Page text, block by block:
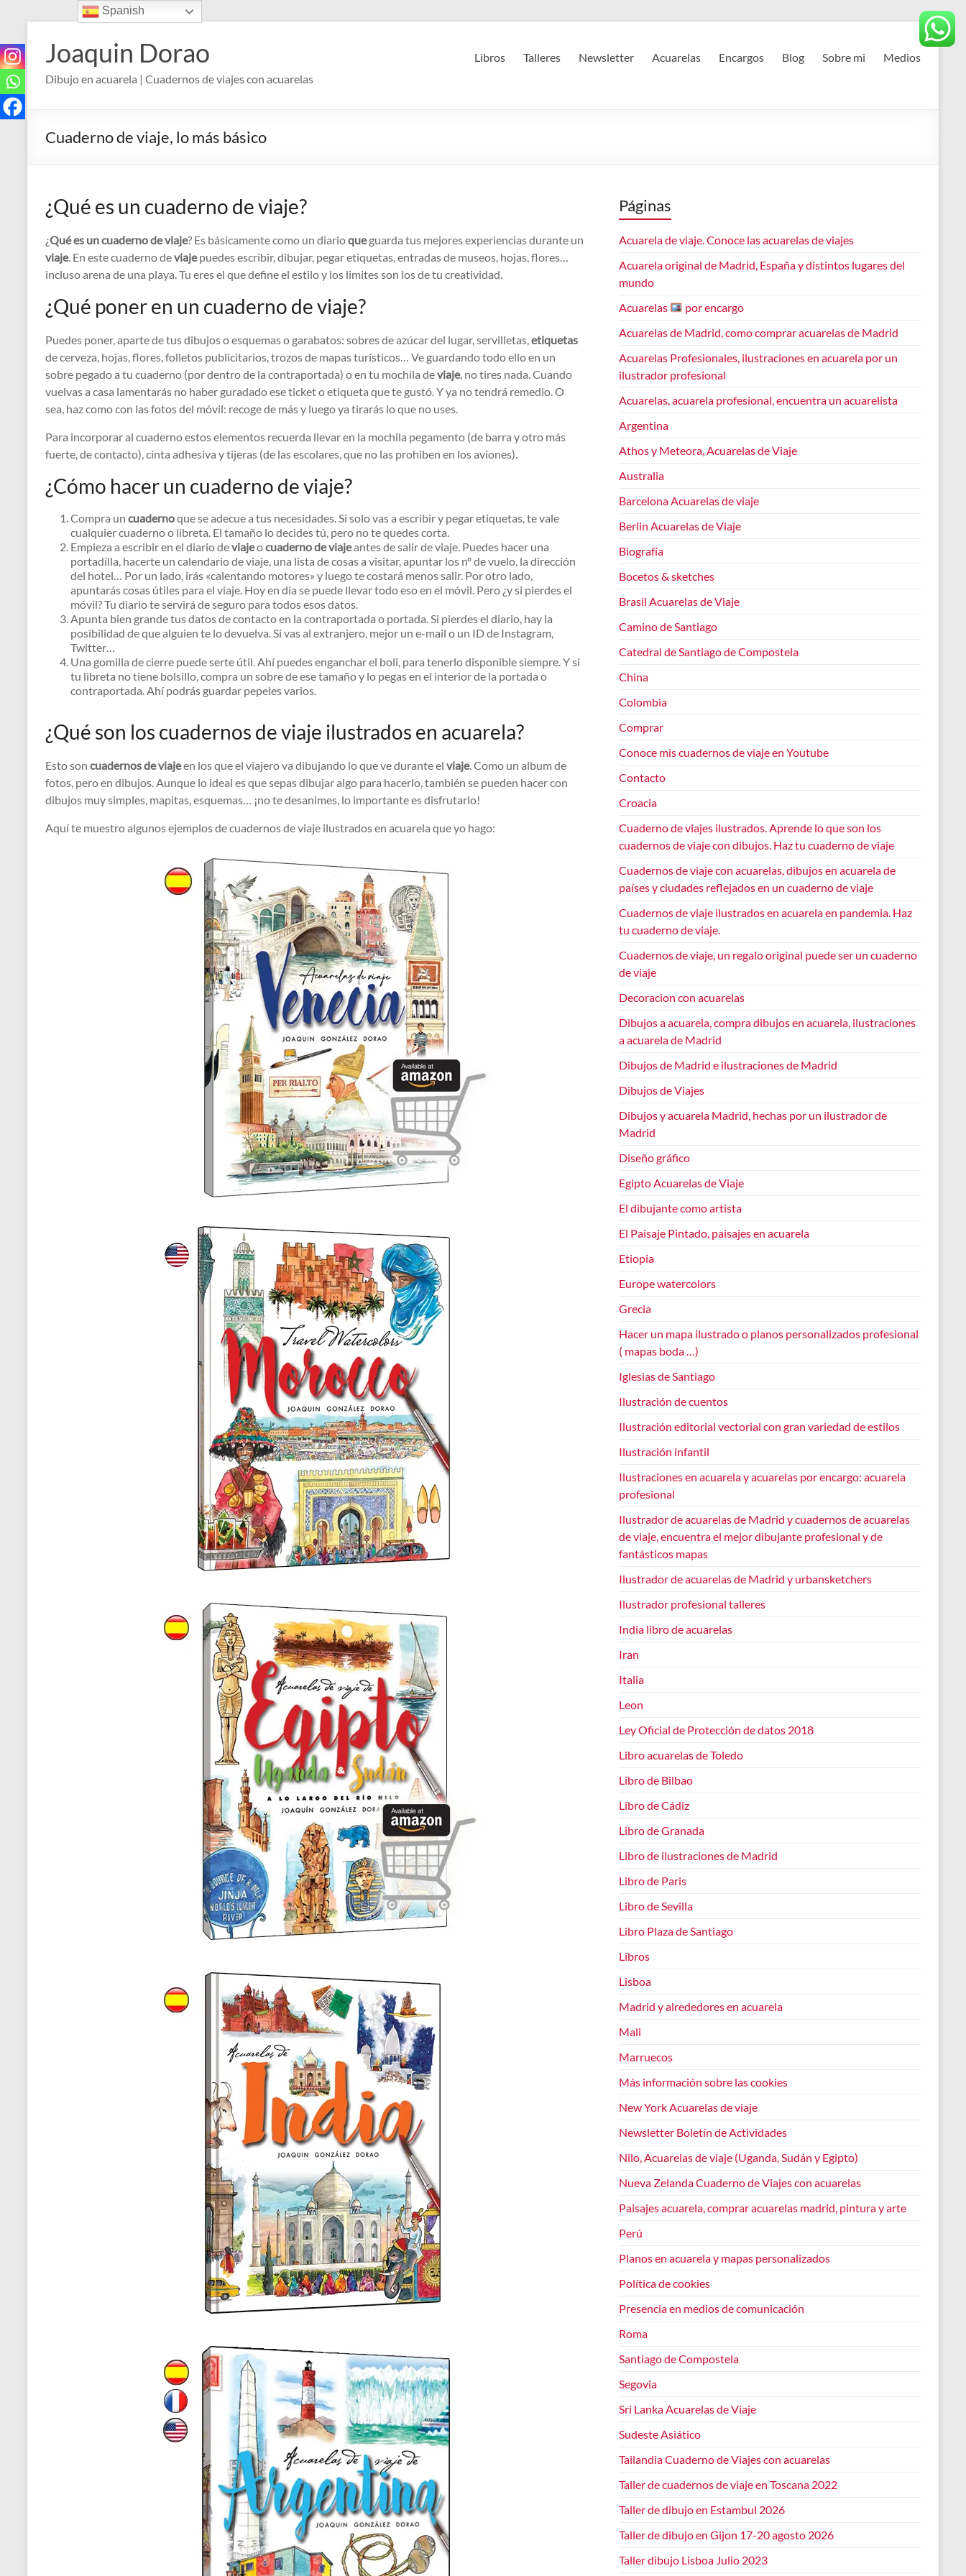
contenido
Joaquin Dorao
Dibujo en acuarela | Cuadernos de viajes con acuarelas
Libros Talleres Newsletter Acuarelas Encargos Blog Sobre mi Medios
Cuaderno de viaje, lo más básico
¿Qué es un cuaderno de viaje?
¿Qué es un cuaderno de viaje? Es básicamente como un diarioqueguarda tus mejores experiencias durante un
viaje. En este cuaderno deviajepuedes escribir, dibujar, pegar etiquetas, entradas de museos, hojas, flores…
incluso arena de una playa. Tu eres el que define el estilo y los limites son los de tu creatividad.
¿Qué poner en un cuaderno de viaje?
Puedes poner, aparte de tus dibujos o esquemas o garabatos: sobres de azúcar del lugar, servilletas,etiquetas
de cerveza, hojas, flores, folletos publicitarios, trozos de mapas turísticos… Ve guardando todo ello en un
sobre pegado a tu cuaderno (por dentro de la contraportada) o en tu mochila deviaje, no tires nada. Cuando
vuelvas a casa lamentarás no haber guradado ese ticket o etiqueta que te gustó. Y ya no tendrá remedio. O
sea, haz como con las fotos del móvil: recoge de más y luego ya tirarás lo que no uses.
Para incorporar al cuaderno estos elementos recuerda llevar en la mochila pegamento (de barra y otro más
fuerte, de contacto), cinta adhesiva y tijeras (de las escolares, que no las prohiben en los aviones).
¿Cómo hacer un cuaderno de viaje?
Compra un cuadernoque se adecue a tus necesidades. Si solo vas a escribir y pegar etiquetas, te vale
cualquier cuaderno o libreta. El tamaño lo decides tú, pero no te quedes corta.
Empieza a escribir en el diario deviajeocuaderno de viajeantes de salir de viaje. Puedes hacer una
portadilla, hacerte un calendario de viaje, una lista de cosas a visitar, apuntar los nº de vuelo, la dirección
del hotel… Por un lado, irás «calentando motores» y luego te costará menos salir. Por otro lado,
apuntarás cosas útiles para el viaje. Hoy en día se puede llevar todo eso en el móvil. Pero ¿y si pierdes el
móvil? Tu diario te servirá de seguro para todos esos datos.
Apunta bien grande tus datos de contacto en la contraportada o portada. Si pierdes el diario, hay la
posibilidad de que alguien te lo devuelva. Si vas al extranjero, mejor un e-mail o un ID de Instagram,
Twitter…
Una gomilla de cierre puede serte útil. Ahí puedes enganchar el boli, para tenerlo disponible siempre. Y si
tu libreta no tiene bolsillo, compra un sobre de ese tamaño y lo pegas en el interior de la portada o
contraportada. Ahí podrás guardar pepeles varios.
¿Qué son los cuadernos de viaje ilustrados en acuarela?
Esto son cuadernos de viajeen los que el viajero va dibujando lo que ve durante el viaje. Como un album de
fotos, pero en dibujos. Aunque lo ideal es que sepas dibujar algo para hacerlo, también se pueden hacer con
dibujos muy simples, mapitas, esquemas… ¡no te desanimes, lo importante es disfrutarlo!
Aquí te muestro algunos ejemplos de cuadernos de viaje ilustrados en acuarela que yo hago:
Páginas
Acuarela de viaje. Conoce las acuarelas de viajes
Acuarela original de Madrid, España y distintos lugares del
mundo
Acuarelas
por encargo
Acuarelas de Madrid, como comprar acuarelas de Madrid
Acuarelas Profesionales, ilustraciones en acuarela por un
ilustrador profesional
Acuarelas, acuarela profesional, encuentra un acuarelista
Argentina
Athos y Meteora, Acuarelas de Viaje
Australia
Barcelona Acuarelas de viaje
Berlin Acuarelas de Viaje
Biografía
Bocetos & sketches
Brasil Acuarelas de Viaje
Camino de Santiago
Catedral de Santiago de Compostela
China
Colombia
Comprar
Conoce mis cuadernos de viaje en Youtube
Contacto
Croacia
Cuaderno de viajes ilustrados. Aprende lo que son los
cuadernos de viaje con dibujos. Haz tu cuaderno de viaje
Cuadernos de viaje con acuarelas, dibujos en acuarela de
países y ciudades reflejados en un cuaderno de viaje
Cuadernos de viaje ilustrados en acuarela en pandemia. Haz
tu cuaderno de viaje.
Cuadernos de viaje, un regalo original puede ser un cuaderno
de viaje
Decoracion con acuarelas
Dibujos a acuarela, compra dibujos en acuarela, ilustraciones
a acuarela de Madrid
Dibujos de Madrid e ilustraciones de Madrid
Dibujos de Viajes
Dibujos y acuarela Madrid, hechas por un ilustrador de
Madrid
Diseño gráfico
Egipto Acuarelas de Viaje
El dibujante como artista
El Paisaje Pintado, paisajes en acuarela
Etiopia
Europe watercolors
Grecia
Hacer un mapa ilustrado o planos personalizados profesional
( mapas boda …)
Iglesias de Santiago
Ilustración de cuentos
Ilustración editorial vectorial con gran variedad de estilos
Ilustración infantil
Ilustraciones en acuarela y acuarelas por encargo: acuarela
profesional
Ilustrador de acuarelas de Madrid y cuadernos de acuarelas
de viaje, encuentra el mejor dibujante profesional y de
fantásticos mapas
Ilustrador de acuarelas de Madrid y urbansketchers
Ilustrador profesional talleres
India libro de acuarelas
Iran
Italia
Leon
Ley Oficial de Protección de datos 2018
Libro acuarelas de Toledo
Libro de Bilbao
Libro de Cádiz
Libro de Granada
Libro de ilustraciones de Madrid
Libro de Paris
Libro de Sevilla
Libro Plaza de Santiago
Libros
Lisboa
Madrid y alrededores en acuarela
Mali
Marruecos
Más información sobre las cookies
New York Acuarelas de viaje
Newsletter Boletín de Actividades
Nilo, Acuarelas de viaje (Uganda, Sudán y Egipto)
Nueva Zelanda Cuaderno de Viajes con acuarelas
Paisajes acuarela, comprar acuarelas madrid, pintura y arte
Perú
Planos en acuarela y mapas personalizados
Política de cookies
Presencia en medios de comunicación
Roma
Santiago de Compostela
Segovia
Sri Lanka Acuarelas de Viaje
Sudeste Asiático
Tailandia Cuaderno de Viajes con acuarelas
Taller de cuadernos de viaje en Toscana 2022
Taller de dibujo en Estambul 2026
Taller de dibujo en Gijon 17-20 agosto 2026
Taller dibujo Lisboa Julio 2023
Spanish